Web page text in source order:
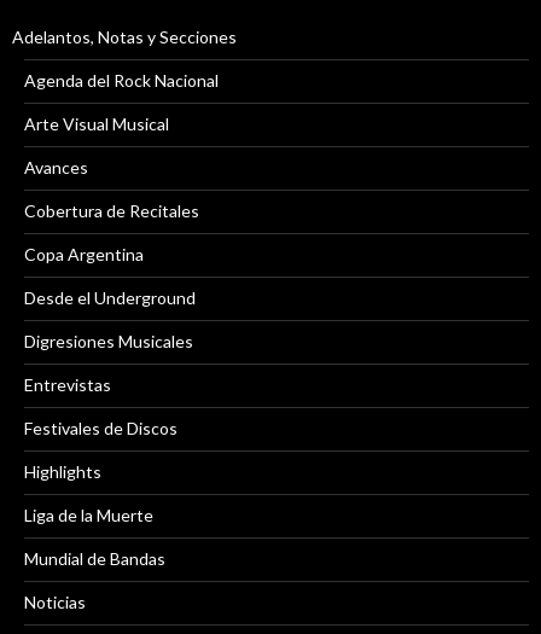
Adelantos, Notas y Secciones
Agenda del Rock Nacional
Arte Visual Musical
Avances
Cobertura de Recitales
Copa Argentina
Desde el Underground
Digresiones Musicales
Entrevistas
Festivales de Discos
Highlights
Liga de la Muerte
Mundial de Bandas
Noticias